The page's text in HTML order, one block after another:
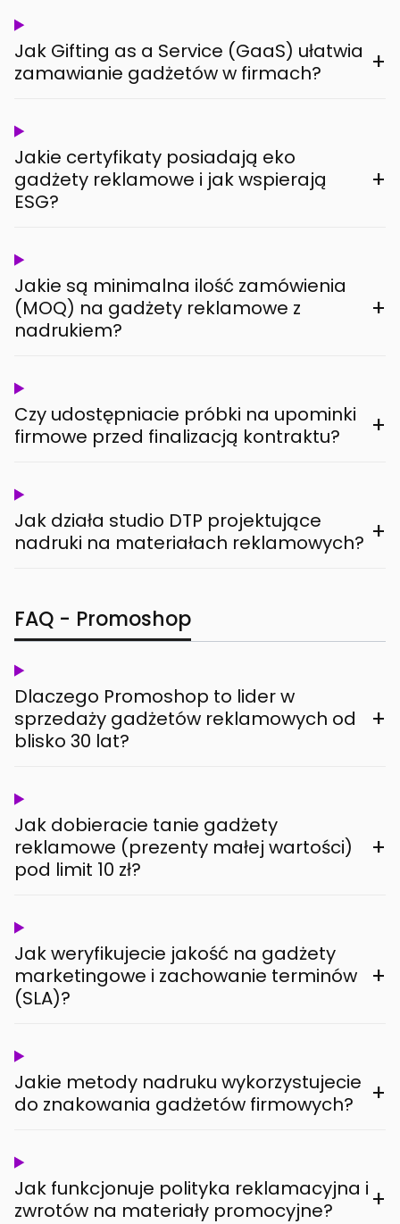
Jak Gifting as a Service (GaaS) ułatwia
zamawianie gadżetów w firmach?
+
Jakie certyfikaty posiadają eko
gadżety reklamowe i jak wspierają
ESG?
+
Jakie są minimalna ilość zamówienia
(MOQ) na gadżety reklamowe z
nadrukiem?
+
Czy udostępniacie próbki na upominki
firmowe przed finalizacją kontraktu?
+
Jak działa studio DTP projektujące
nadruki na materiałach reklamowych? +
FAQ - Promoshop
Dlaczego Promoshop to lider w
sprzedaży gadżetów reklamowych od
blisko 30 lat?
+
Jak dobieracie tanie gadżety
reklamowe (prezenty małej wartości)
pod limit 10 zł?
+
Jak weryfikujecie jakość na gadżety
marketingowe i zachowanie terminów
(SLA)?
+
Jakie metody nadruku wykorzystujecie
do znakowania gadżetów firmowych?
+
Jak funkcjonuje polityka reklamacyjna i
zwrotów na materiały promocyjne?
+